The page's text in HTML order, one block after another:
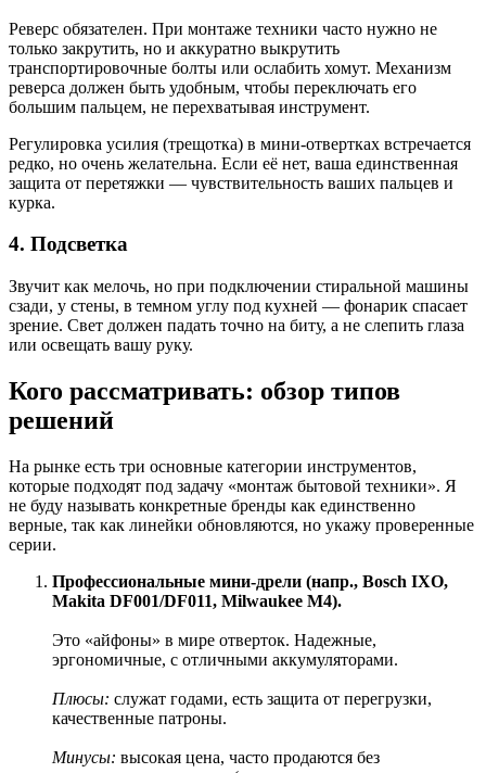
Реверс обязателен. При монтаже техники часто нужно не
только закрутить, но и аккуратно выкрутить
транспортировочные болты или ослабить хомут. Механизм
реверса должен быть удобным, чтобы переключать его
большим пальцем, не перехватывая инструмент.
Регулировка усилия (трещотка) в мини-отвертках встречается
редко, но очень желательна. Если её нет, ваша единственная
защита от перетяжки — чувствительность ваших пальцев и
курка.
4. Подсветка
Звучит как мелочь, но при подключении стиральной машины
сзади, у стены, в темном углу под кухней — фонарик спасает
зрение. Свет должен падать точно на биту, а не слепить глаза
или освещать вашу руку.
Кого рассматривать: обзор типов
решений
На рынке есть три основные категории инструментов,
которые подходят под задачу «монтаж бытовой техники». Я
не буду называть конкретные бренды как единственно
верные, так как линейки обновляются, но укажу проверенные
серии.
Профессиональные мини-дрели (напр., Bosch IXO,
Makita DF001/DF011, Milwaukee M4).
Это «айфоны» в мире отверток. Надежные,
эргономичные, с отличными аккумуляторами.
Плюсы: служат годами, есть защита от перегрузки,
качественные патроны.
Минусы: высокая цена, часто продаются без